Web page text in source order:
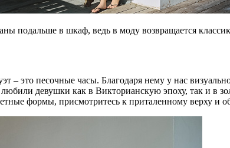
подальше в шкаф, ведь в моду возвращается
это песочные часы. Благодаря нему у нас
девушки как в Викторианскую эпоху, так и в
формы, присмотритесь к приталенному верху и